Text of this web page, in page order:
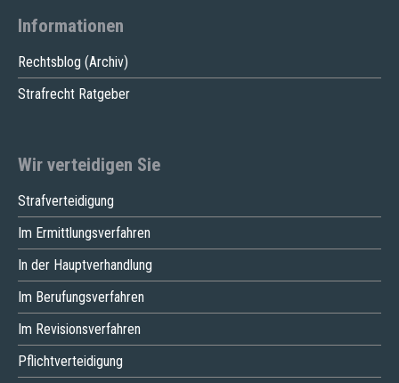
Informationen
Rechtsblog (Archiv)
Strafrecht Ratgeber
Wir verteidigen Sie
Strafverteidigung
Im Ermittlungsverfahren
In der Hauptverhandlung
Im Berufungsverfahren
Im Revisionsverfahren
Pflichtverteidigung